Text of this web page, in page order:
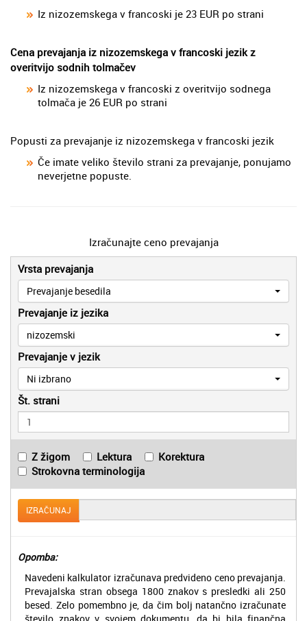
Iz nizozemskega v francoski je 23 EUR po strani
Cena prevajanja iz nizozemskega v francoski jezik z
overitvijo sodnih tolmačev
Iz nizozemskega v francoski z overitvijo sodnega
tolmača je 26 EUR po strani
Popusti za prevajanje iz nizozemskega v francoski jezik
Če imate veliko število strani za prevajanje, ponujamo
neverjetne popuste.
Izračunajte ceno prevajanja
Vrsta prevajanja
Prevajanje besedila
Prevajanje iz jezika
nizozemski
Prevajanje v jezik
Ni izbrano
Št. strani
Z žigom Lektura
Korektura
Strokovna terminologija
IZRAČUNAJ
Opomba:
Navedeni kalkulator izračunava predvideno ceno prevajanja.
Prevajalska stran obsega 1800 znakov s presledki ali 250
besed. Zelo pomembno je, da čim bolj natančno izračunate
število znakov v svojem dokumentu, da bi bila finančna